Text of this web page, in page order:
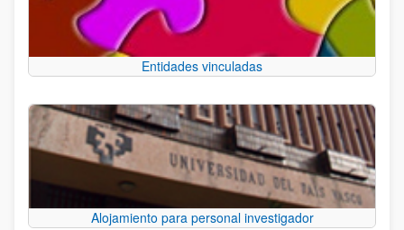
Entidades vinculadas
Alojamiento para personal investigador